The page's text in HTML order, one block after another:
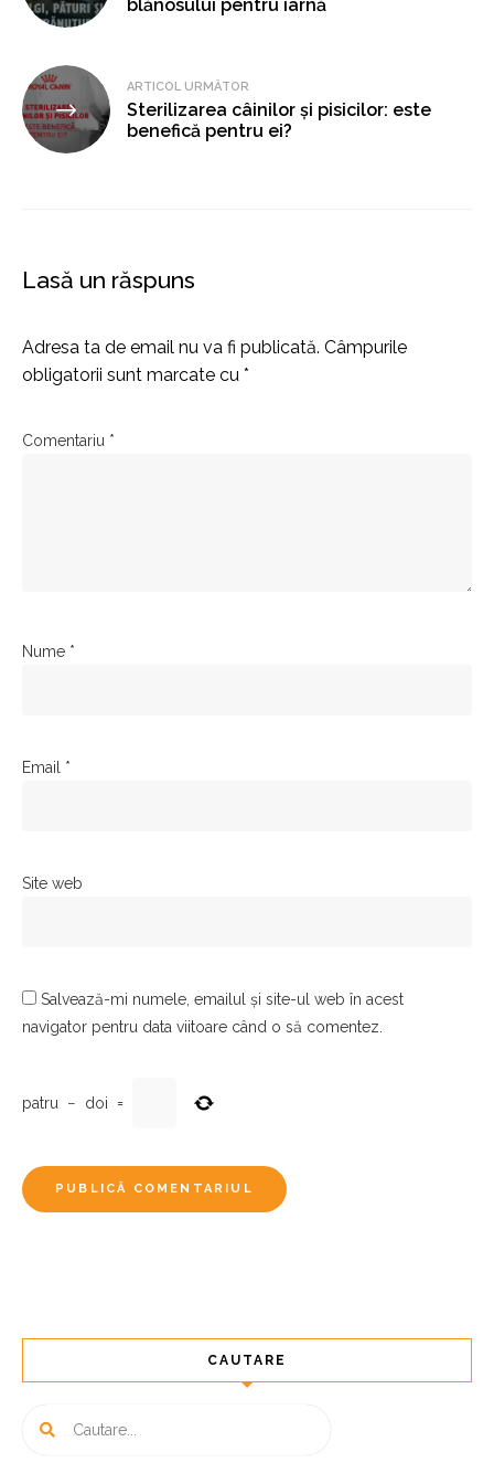
articole
blănosului pentru iarnă
ARTICOL URMĂTOR
Sterilizarea câinilor și pisicilor: este
benefică pentru ei?
Lasă un răspuns
Adresa ta de email nu va fi publicată. Câmpurile
obligatorii sunt marcate cu *
Comentariu *
Nume *
Email *
Site web
Salvează-mi numele, emailul și site-ul web în acest
navigator pentru data viitoare când o să comentez.
patru − doi =
CAUTARE